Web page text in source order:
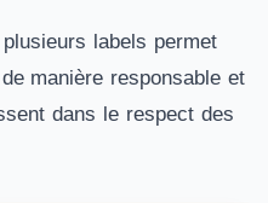
labels permet
manière responsable et
dans le respect des